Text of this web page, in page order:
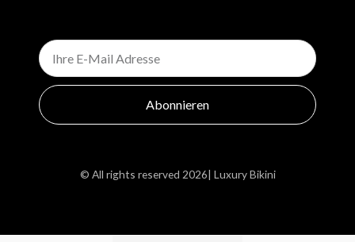
E-
mail
Abonnieren
© All rights reserved 2026| Luxury Bikini